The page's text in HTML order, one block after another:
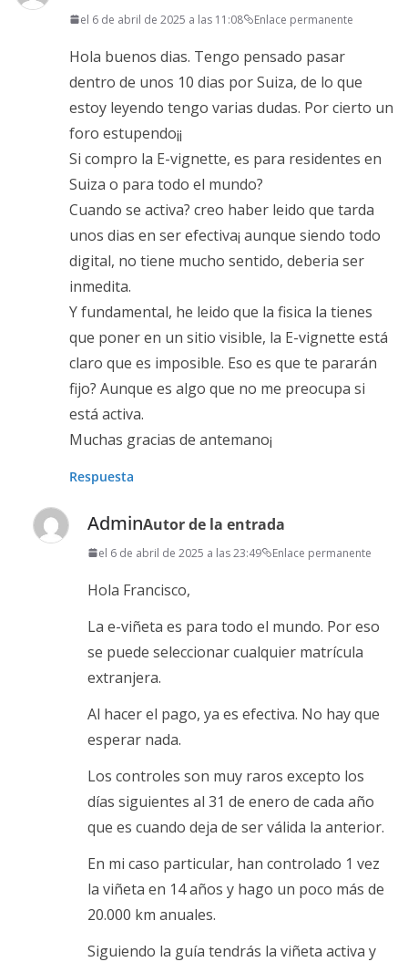
el 6 de abril de 2025 a las 11:08 Enlace permanente
Hola buenos dias. Tengo pensado pasar
dentro de unos 10 dias por Suiza, de lo que
estoy leyendo tengo varias dudas. Por cierto un
foro estupendo¡¡
Si compro la E-vignette, es para residentes en
Suiza o para todo el mundo?
Cuando se activa? creo haber leido que tarda
unos dias en ser efectiva¡ aunque siendo todo
digital, no tiene mucho sentido, deberia ser
inmedita.
Y fundamental, he leido que la fisica la tienes
que poner en un sitio visible, la E-vignette está
claro que es imposible. Eso es que te pararán
fijo? Aunque es algo que no me preocupa si
está activa.
Muchas gracias de antemano¡
Respuesta
AdminAutor de la entrada
el 6 de abril de 2025 a las 23:49 Enlace permanente
Hola Francisco,
La e-viñeta es para todo el mundo. Por eso
se puede seleccionar cualquier matrícula
extranjera.
Al hacer el pago, ya es efectiva. No hay que
esperar nada.
Los controles son muy raros excepto los
días siguientes al 31 de enero de cada año
que es cuando deja de ser válida la anterior.
En mi caso particular, han controlado 1 vez
la viñeta en 14 años y hago un poco más de
20.000 km anuales.
Siguiendo la guía tendrás la viñeta activa y